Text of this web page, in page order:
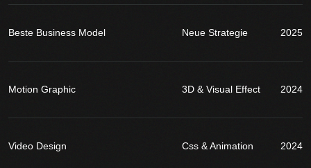
Beste Business Model Neue Strategie 2025
Motion Graphic 3D & Visual Effect 2024
Video Design Css & Animation 2024